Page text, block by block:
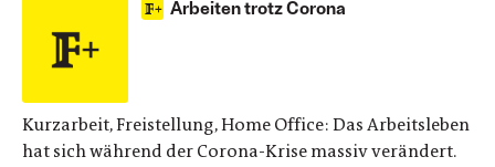
Arbeiten trotz Corona
Kurzarbeit, Freistellung, Home Office: Das Arbeitsleben
hat sich während der Corona-Krise massiv verändert.